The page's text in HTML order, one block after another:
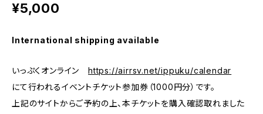
¥5,000
International shipping available
いっぷくオンラインhttps://airrsv.net/ippuku/calendar
にて行われるイベントチケット参加券（1000円分）です。
上記のサイトからご予約の上、本チケットを購入確認取れました